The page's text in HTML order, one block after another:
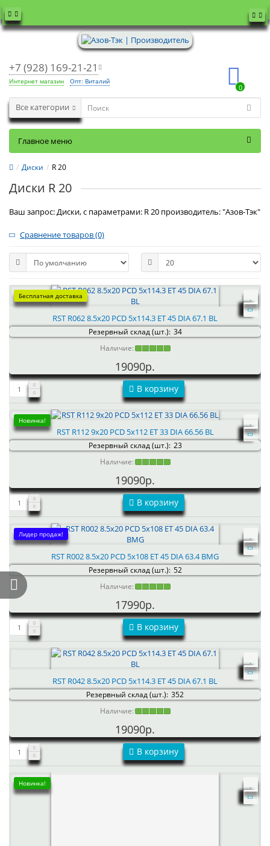
+7 (928) 169-21-21
Интернет магазин Опт: Виталий
0
Все категории
Главное меню
Диски R 20
Диски R 20
Ваш запрос: Диски, с параметрами: R 20 производитель: "Азов-Тэк"
Сравнение товаров (0)
Бесплатная доставка
RST R062 8.5x20 PCD 5x114.3 ET 45 DIA 67.1 BL
Резервный склад (шт.): 34
Наличие:
19090р.
В корзину
Новинка!
RST R112 9x20 PCD 5x112 ET 33 DIA 66.56 BL
Резервный склад (шт.): 23
Наличие:
19090р.
В корзину
Лидер продаж!
RST R002 8.5x20 PCD 5x108 ET 45 DIA 63.4 BMG
Резервный склад (шт.): 52
Наличие:
17990р.
В корзину
RST R042 8.5x20 PCD 5x114.3 ET 45 DIA 67.1 BL
Резервный склад (шт.): 352
Наличие:
19090р.
В корзину
Новинка!